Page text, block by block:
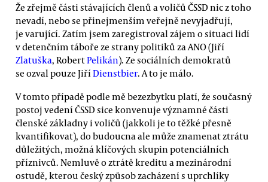
Že zřejmě části stávajících členů a voličů ČSSD nic z toho
nevadí, nebo se přinejmenším veřejně nevyjadřují,
je varující. Zatím jsem zaregistroval zájem o situaci lidí
v detenčním táboře ze strany politiků za ANO (Jiří
Zlatuška, RobertPelikán). Ze sociálních demokratů
se ozval pouze Jiří Dienstbier. A to je málo.
V tomto případě podle mě bezezbytku platí, že současný
postoj vedení ČSSD sice konvenuje významné části
členské základny i voličů (jakkoli je to těžké přesně
kvantifikovat), do budoucna ale může znamenat ztrátu
důležitých, možná klíčových skupin potenciálních
příznivců. Nemluvě o ztrátě kreditu a mezinárodní
ostudě, kterou český způsob zacházení s uprchlíky